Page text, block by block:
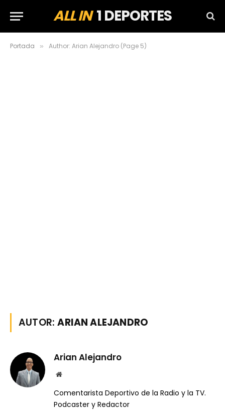
ALL IN1 DEPORTES
Portada » Author: Arian Alejandro (Page 5)
AUTOR:ARIAN ALEJANDRO
Arian Alejandro
Website
Comentarista Deportivo de la Radio y la TV.
Podcaster y Redactor